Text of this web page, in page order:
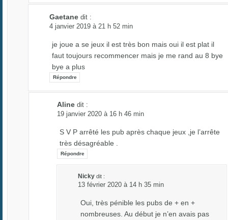
Gaetane dit :
4 janvier 2019 à 21 h 52 min
je joue a se jeux il est très bon mais oui il est plat il
faut toujours recommencer mais je me rand au 8 bye
bye a plus
Répondre
Aline dit :
19 janvier 2020 à 16 h 46 min
S V P arrêté les pub après chaque jeux ,je l’arrête
très désagréable .
Répondre
Nicky dit :
13 février 2020 à 14 h 35 min
Oui, très pénible les pubs de + en +
nombreuses. Au début je n’en avais pas